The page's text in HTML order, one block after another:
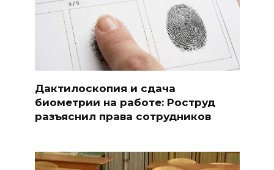
Дактилоскопия и сдача
биометрии на работе: Роструд
разъяснил права сотрудников